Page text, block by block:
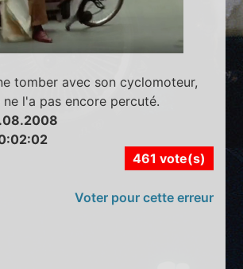
tomber avec son cyclomoteur,
ne l'a pas encore percuté.
461 vote(s)
Voter pour cette erreur